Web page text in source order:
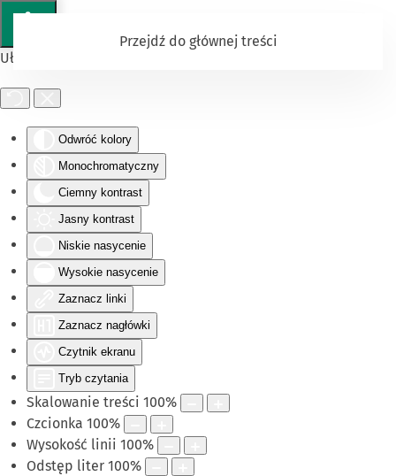
Ułatwienia dostępu
Odwróć kolory
Monochromatyczny
Ciemny kontrast
Jasny kontrast
Niskie nasycenie
Wysokie nasycenie
Zaznacz linki
Zaznacz nagłówki
Czytnik ekranu
Tryb czytania
Skalowanie treści 100%
Czcionka 100%
Wysokość linii 100%
Odstęp liter 100%
Przejdź do głównej treści